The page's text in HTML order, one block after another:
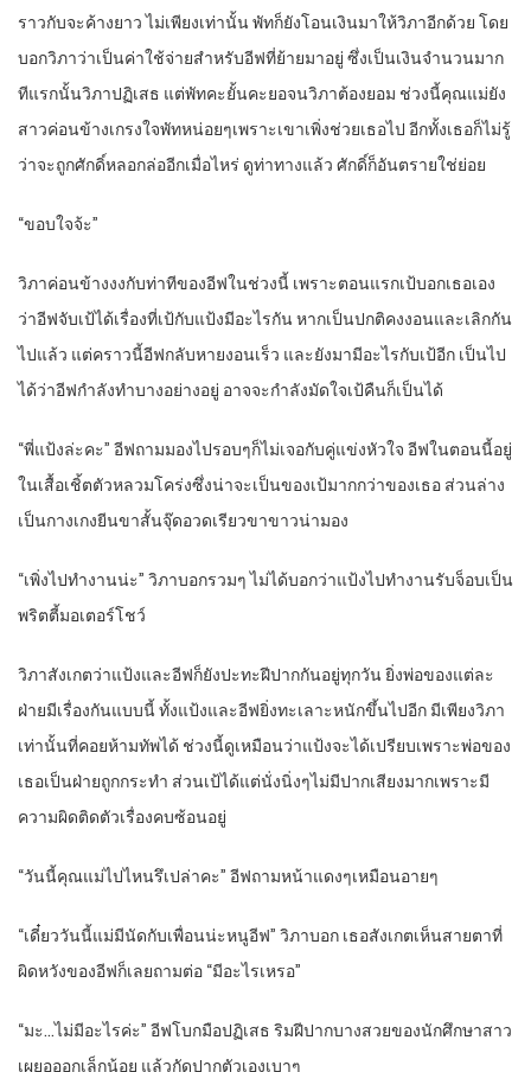
ราวกับจะค้างยาว ไม่เพียงเท่านั้น พัทก็ยังโอนเงินมาให้วิภาอีกด้วย โดย
บอกวิภาว่าเป็นค่าใช้จ่ายสำหรับอีฟที่ย้ายมาอยู่ ซึ่งเป็นเงินจำนวนมาก
ทีแรกนั้นวิภาปฏิเสธ แต่พัทคะยั้นคะยอจนวิภาต้องยอม ช่วงนี้คุณแม่ยัง
สาวค่อนข้างเกรงใจพัทหน่อยๆเพราะเขาเพิ่งช่วยเธอไป อีกทั้งเธอก็ไม่รู้
ว่าจะถูกศักดิ์หลอกล่ออีกเมื่อไหร่ ดูท่าทางแล้ว ศักดิ์ก็อันตรายใช่ย่อย
“ขอบใจจ้ะ”
วิภาค่อนข้างงงกับท่าทีของอีฟในช่วงนี้ เพราะตอนแรกเป้บอกเธอเอง
ว่าอีฟจับเป้ได้เรื่องที่เป้กับแป้งมีอะไรกัน หากเป็นปกติคงงอนและเลิกกัน
ไปแล้ว แต่คราวนี้อีฟกลับหายงอนเร็ว และยังมามีอะไรกับเป้อีก เป็นไป
ได้ว่าอีฟกำลังทำบางอย่างอยู่ อาจจะกำลังมัดใจเป้คืนก็เป็นได้
“พี่แป้งล่ะคะ” อีฟถามมองไปรอบๆก็ไม่เจอกับคู่แข่งหัวใจ อีฟในตอนนี้อยู่
ในเสื้อเชิ้ตตัวหลวมโคร่งซึ่งน่าจะเป็นของเป้มากกว่าของเธอ ส่วนล่าง
เป็นกางเกงยีนขาสั้นจุ๊ดอวดเรียวขาขาวน่ามอง
“เพิ่งไปทำงานน่ะ” วิภาบอกรวมๆ ไม่ได้บอกว่าแป้งไปทำงานรับจ็อบเป็น
พริตตี้มอเตอร์โชว์
วิภาสังเกตว่าแป้งและอีฟก็ยังปะทะฝีปากกันอยู่ทุกวัน ยิ่งพ่อของแต่ละ
ฝ่ายมีเรื่องกันแบบนี้ ทั้งแป้งและอีฟยิ่งทะเลาะหนักขึ้นไปอีก มีเพียงวิภา
เท่านั้นที่คอยห้ามทัพได้ ช่วงนี้ดูเหมือนว่าแป้งจะได้เปรียบเพราะพ่อของ
เธอเป็นฝ่ายถูกกระทำ ส่วนเป้ได้แต่นั่งนิ่งๆไม่มีปากเสียงมากเพราะมี
ความผิดติดตัวเรื่องคบซ้อนอยู่
“วันนี้คุณแม่ไปไหนรึเปล่าคะ” อีฟถามหน้าแดงๆเหมือนอายๆ
“เดี๋ยววันนี้แม่มีนัดกับเพื่อนน่ะหนูอีฟ” วิภาบอก เธอสังเกตเห็นสายตาที่
ผิดหวังของอีฟก็เลยถามต่อ “มีอะไรเหรอ”
“มะ…ไม่มีอะไรค่ะ” อีฟโบกมือปฏิเสธ ริมฝีปากบางสวยของนักศึกษาสาว
เผยอออกเล็กน้อย แล้วกัดปากตัวเองเบาๆ